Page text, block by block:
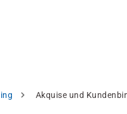
Akquise und